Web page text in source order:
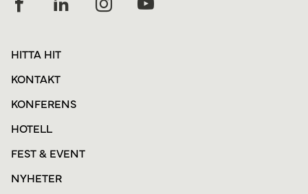
HITTA HIT
KONTAKT
KONFERENS
HOTELL
FEST & EVENT
NYHETER